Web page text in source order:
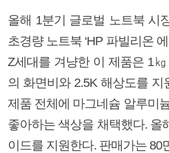
올해 1분기 글로벌 노트북 시
초경량 노트북 ‘HP 파빌리온
Z세대를 겨냥한 이 제품은 1
의 화면비와 2.5K 해상도를 지
제품 전체에 마그네슘 알루미
좋아하는 색상을 채택했다. 올
이드를 지원한다. 판매가는 80